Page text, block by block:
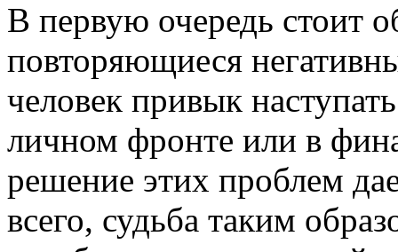
В первую очередь стоит
повторяющиеся
человек привык
личном фронте или в
решение этих проблем
всего, судьба таким